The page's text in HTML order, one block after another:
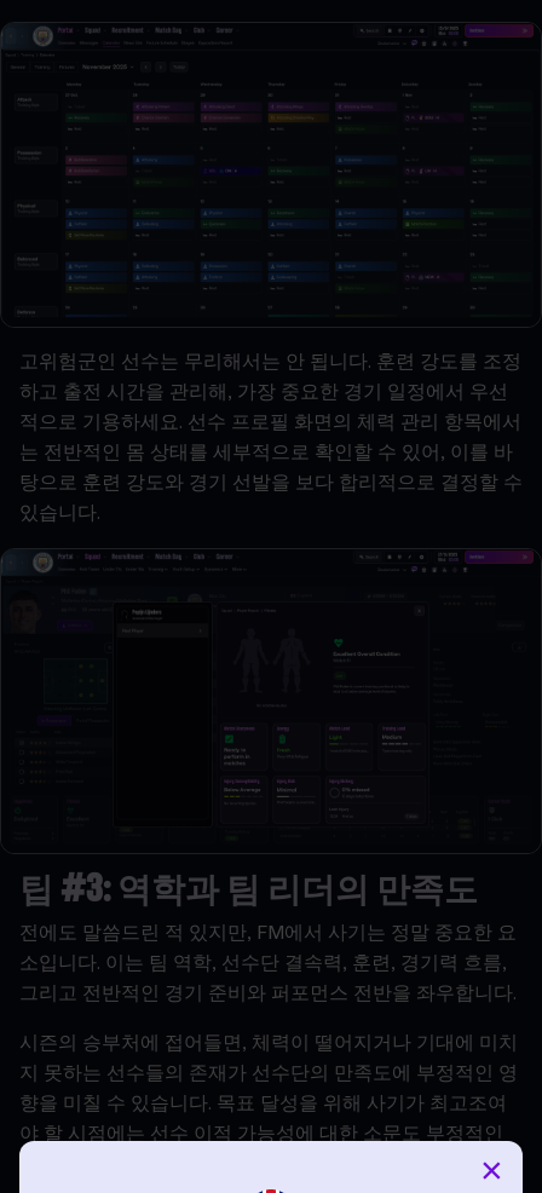
고위험군인 선수는 무리해서는 안 됩니다. 훈련 강도를 조정
하고 출전 시간을 관리해, 가장 중요한 경기 일정에서 우선
적으로 기용하세요 . 선수 프로필 화면의 체력 관리 항목에서
는 전반적인 몸 상태를 세부적으로 확인할 수 있어, 이를 바
탕으로 훈련 강도와 경기 선발을 보다 합리적으로 결정할 수
있습니다.
팁 #3: 역학과 팀 리더의 만족도
전에도 말씀드린 적 있지만, FM에서 사기는 정말 중요한 요
소입니다. 이는 팀 역학, 선수단 결속력, 훈련, 경기력 흐름,
그리고 전반적인 경기 준비와 퍼포먼스 전반을 좌우합니다.
시즌의 승부처에 접어들면, 체력이 떨어지거나 기대에 미치
지 못하는 선수들의 존재가 선수단의 만족도에 부정적인 영
향을 미칠 수 있습니다. 목표 달성을 위해 사기가 최고조여
야 할 시점에는 선수 이적 가능성에 대한 소문도 부정적인
×